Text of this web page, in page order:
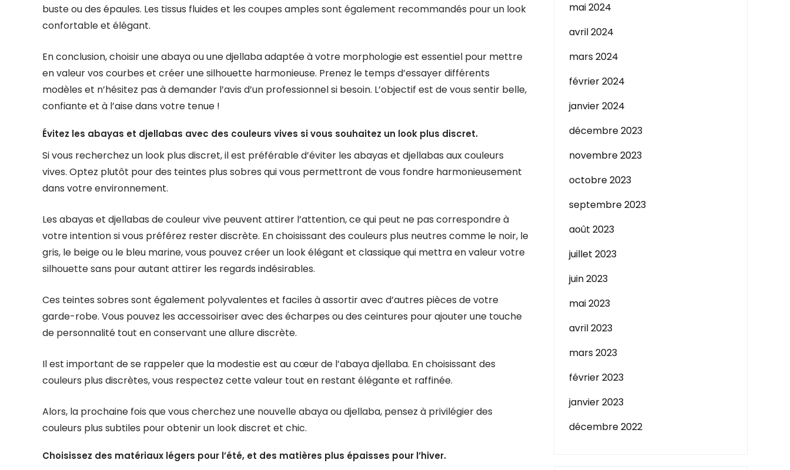
buste ou des épaules. Les tissus fluides et les coupes amples sont également recommandés pour un look
confortable et élégant.
En conclusion, choisir une abaya ou une djellaba adaptée à votre morphologie est essentiel pour mettre
en valeur vos courbes et créer une silhouette harmonieuse. Prenez le temps d’essayer différents
modèles et n’hésitez pas à demander l’avis d’un professionnel si besoin. L’objectif est de vous sentir belle,
confiante et à l’aise dans votre tenue !
Évitez les abayas et djellabas avec des couleurs vives si vous souhaitez un look plus discret.
Si vous recherchez un look plus discret, il est préférable d’éviter les abayas et djellabas aux couleurs
vives. Optez plutôt pour des teintes plus sobres qui vous permettront de vous fondre harmonieusement
dans votre environnement.
Les abayas et djellabas de couleur vive peuvent attirer l’attention, ce qui peut ne pas correspondre à
votre intention si vous préférez rester discrète. En choisissant des couleurs plus neutres comme le noir, le
gris, le beige ou le bleu marine, vous pouvez créer un look élégant et classique qui mettra en valeur votre
silhouette sans pour autant attirer les regards indésirables.
Ces teintes sobres sont également polyvalentes et faciles à assortir avec d’autres pièces de votre
garde-robe. Vous pouvez les accessoiriser avec des écharpes ou des ceintures pour ajouter une touche
de personnalité tout en conservant une allure discrète.
Il est important de se rappeler que la modestie est au cœur de l’abaya djellaba. En choisissant des
couleurs plus discrètes, vous respectez cette valeur tout en restant élégante et raffinée.
Alors, la prochaine fois que vous cherchez une nouvelle abaya ou djellaba, pensez à privilégier des
couleurs plus subtiles pour obtenir un look discret et chic.
Choisissez des matériaux légers pour l’été, et des matières plus épaisses pour l’hiver.
mai 2024
avril 2024
mars 2024
février 2024
janvier 2024
décembre 2023
novembre 2023
octobre 2023
septembre 2023
août 2023
juillet 2023
juin 2023
mai 2023
avril 2023
mars 2023
février 2023
janvier 2023
décembre 2022